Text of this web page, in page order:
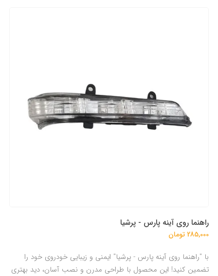
راهنما روی آینه پارس - پرشیا
285,000 تومان
با "راهنما روی آینه پارس - پرشیا" ایمنی و زیبایی خودروی خود را
تضمین کنید! این محصول با طراحی مدرن و نصب آسان، دید بهتری